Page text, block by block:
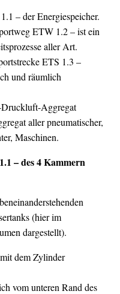
– der Energiespeicher.
ETW 1.2 – ist ein
aller Art.
ETS 1.3 –
und räumlich
Aggregat
aller pneumatischer,
Maschinen.
– des 4 Kammern
(hier im
dargestellt).
dem Zylinder
vom unteren Rand des